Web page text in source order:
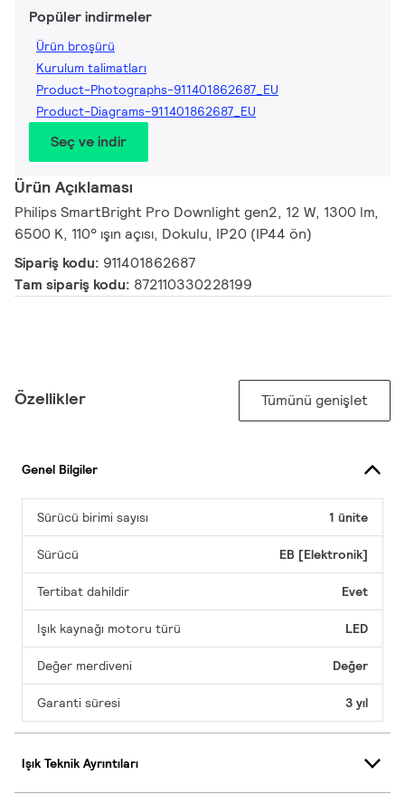
Popüler indirmeler
Ürün broşürü
Kurulum talimatları
Product-Photographs-911401862687_EU
Product-Diagrams-911401862687_EU
Seç ve indir
Ürün Açıklaması
Philips SmartBright Pro Downlight gen2, 12 W, 1300 lm,
6500 K, 110° ışın açısı, Dokulu, IP20 (IP44 ön)
Sipariş kodu: 911401862687
Tam sipariş kodu: 872110330228199
Özellikler Tümünü genişlet
Genel Bilgiler
Sürücü birimi sayısı 1 ünite
Sürücü EB [Elektronik]
Tertibat dahildir Evet
Işık kaynağı motoru türü LED
Değer merdiveni Değer
Garanti süresi 3 yıl
Işık Teknik Ayrıntıları